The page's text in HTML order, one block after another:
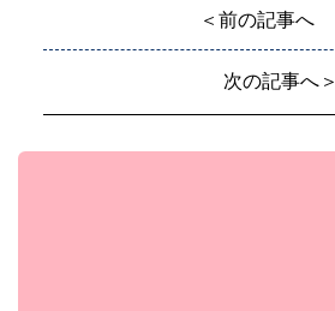
＜前の記事へ
次の記事へ＞